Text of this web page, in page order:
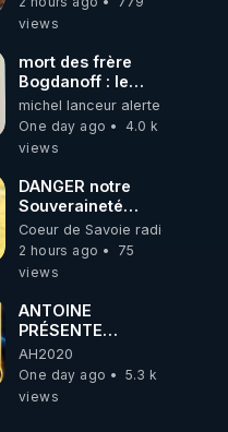
views
mort des frère
Bogdanoff : le
mensonge d état
michel lanceur alerte
One day ago
4.0 k
views
DANGER notre
Souveraineté
Alimentaire est
attaqué...
Coeur de Savoie radioweb TV
2 hours ago
75
views
ANTOINE
PRÉSENTE
AH2020 LE LIVE
20H ***DU
06/08/2026***
AH2020
One day ago
5.3 k
views